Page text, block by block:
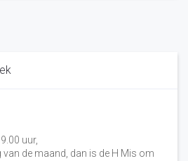
uur,
van de maand, dan is de H Mis om